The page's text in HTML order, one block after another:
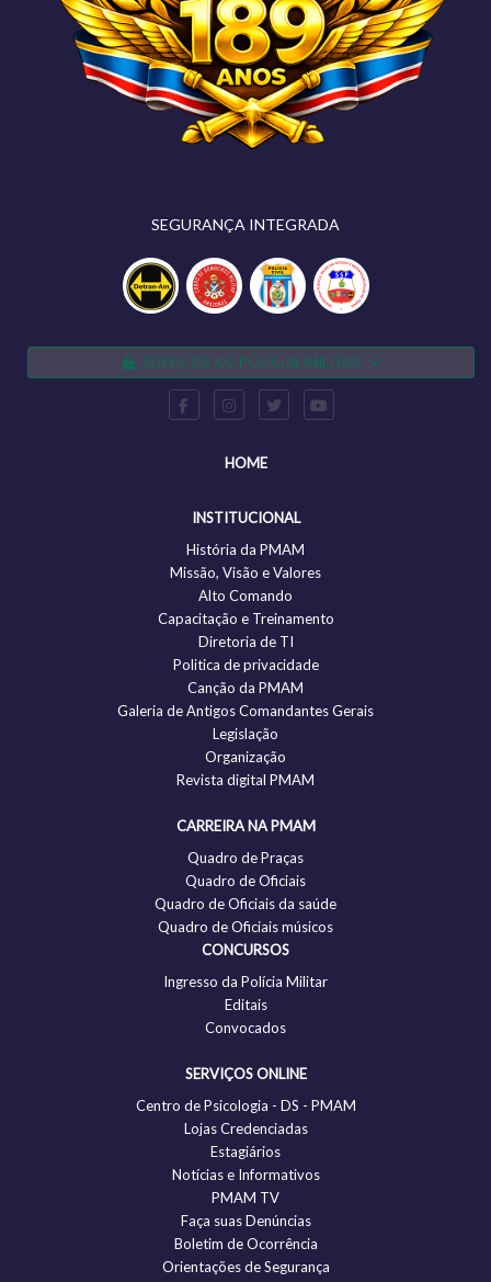
SEGURANÇA INTEGRADA
SERVIÇOS AO POLICIAL MILITAR
HOME
INSTITUCIONAL
História da PMAM
Missão, Visão e Valores
Alto Comando
Capacitação e Treinamento
Diretoria de TI
Politica de privacidade
Canção da PMAM
Galeria de Antigos Comandantes Gerais
Legislação
Organização
Revista digital PMAM
CARREIRA NA PMAM
Quadro de Praças
Quadro de Oficiais
Quadro de Oficiais da saúde
Quadro de Oficiais músicos
CONCURSOS
Ingresso da Polícia Militar
Editais
Convocados
SERVIÇOS ONLINE
Centro de Psicologia - DS - PMAM
Lojas Credenciadas
Estagiários
Notícias e Informativos
PMAM TV
Faça suas Denúncias
Boletim de Ocorrência
Orientações de Segurança